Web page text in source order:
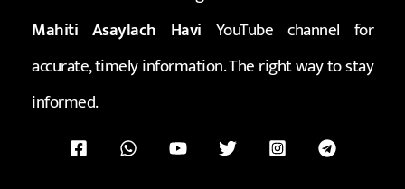
Mahiti Asaylach Havi YouTube channel for
accurate, timely information. The right way to stay
informed.